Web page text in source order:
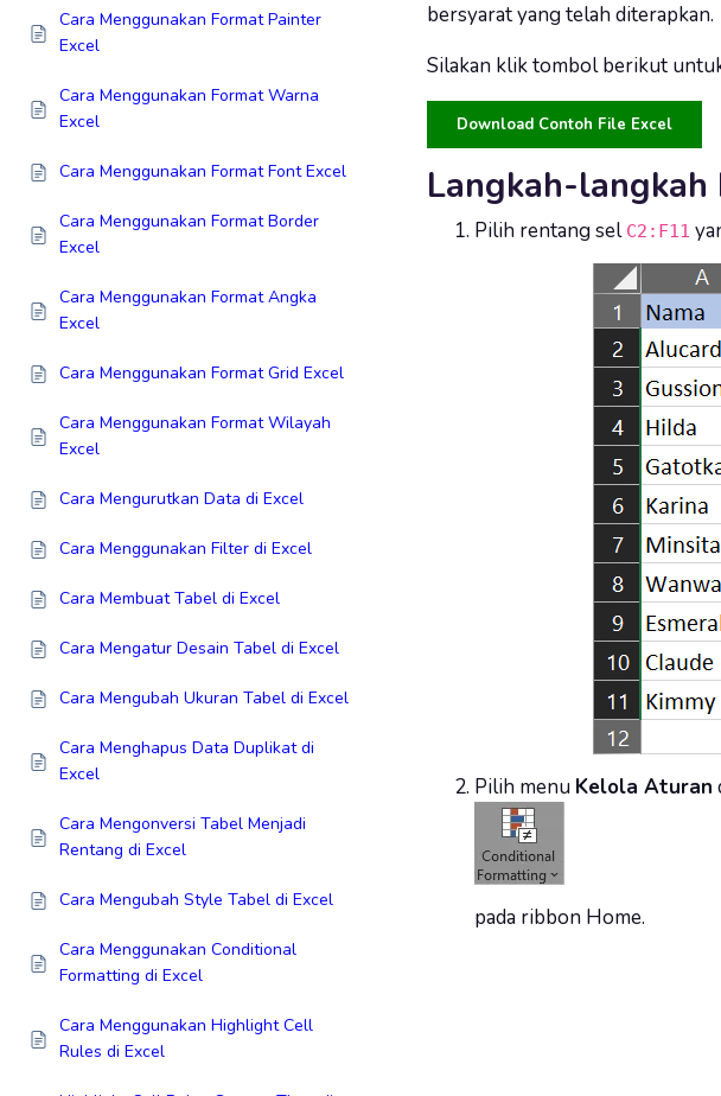
Cara Menggunakan Format Painter
Excel
Cara Menggunakan Format Warna
Excel
Cara Menggunakan Format Font Excel
Cara Menggunakan Format Border
Excel
Cara Menggunakan Format Angka
Excel
Cara Menggunakan Format Grid Excel
Cara Menggunakan Format Wilayah
Excel
Cara Mengurutkan Data di Excel
Cara Menggunakan Filter di Excel
Cara Membuat Tabel di Excel
Cara Mengatur Desain Tabel di Excel
Cara Mengubah Ukuran Tabel di Excel
Cara Menghapus Data Duplikat di
Excel
Cara Mengonversi Tabel Menjadi
Rentang di Excel
Cara Mengubah Style Tabel di Excel
Cara Menggunakan Conditional
Formatting di Excel
Cara Menggunakan Highlight Cell
Rules di Excel
bersyarat yang telah diterapkan.
Silakan klik tombol berikut
Download Contoh File Excel
Langkah-
Pilih rentang sel C2:F11
Pilih menu Kelola Aturan
pada ribbon Home.